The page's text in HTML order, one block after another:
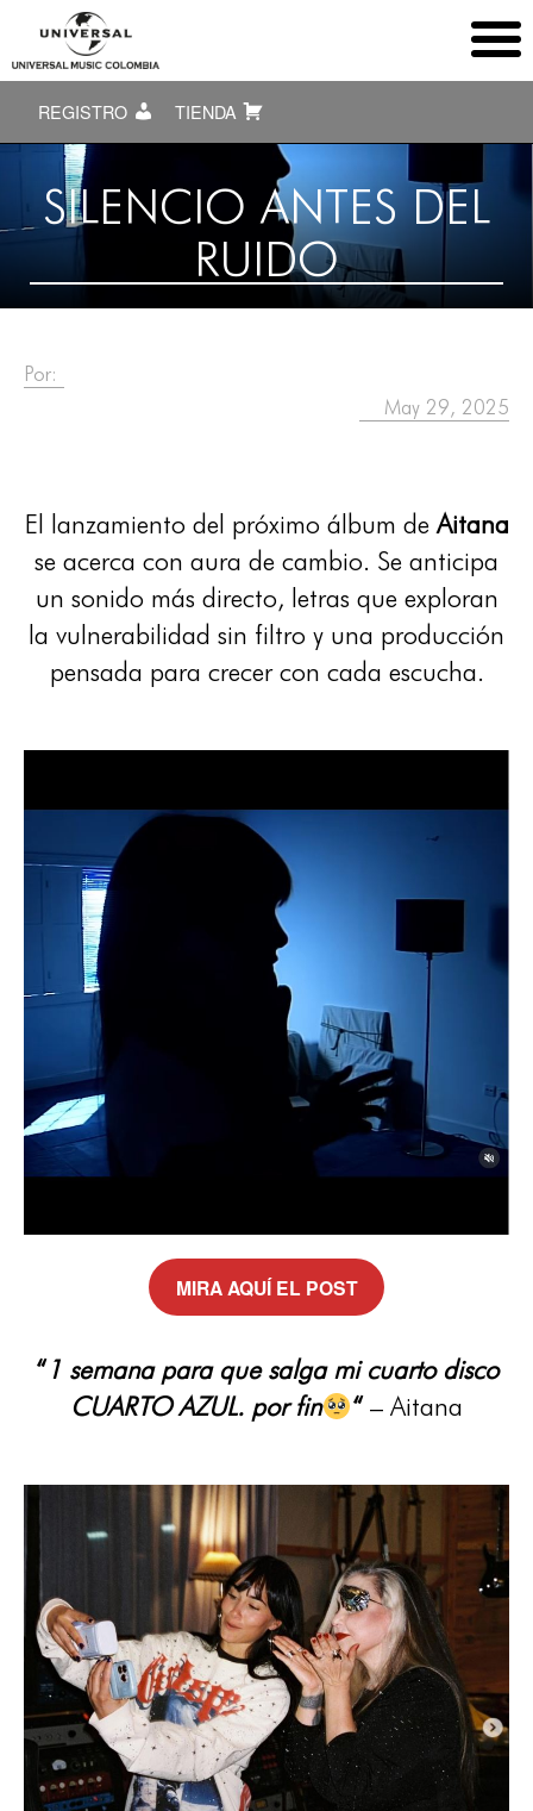
REGISTRO TIENDA
SILENCIO ANTES DEL
RUIDO
Por:
May 29, 2025
El lanzamiento del próximo álbum deAitana
se acerca con aura de cambio. Se anticipa
un sonido más directo, letras que exploran
la vulnerabilidad sin filtro y una producción
pensada para crecer con cada escucha.
MIRA AQUÍ EL POST
“1 semana para que salga mi cuarto disco
CUARTO AZUL. por fin
“– Aitana